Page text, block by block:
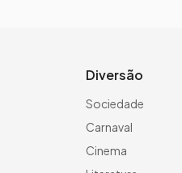
Diversão
Sociedade
Carnaval
Cinema